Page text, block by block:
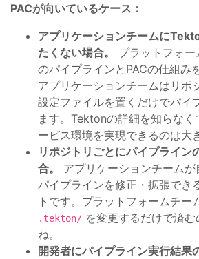
PACが向いているケース：
アプリケーションチームに
たくない場合。
プラットフォ
のパイプラインとPACの仕組み
アプリケーションチームはリポ
設定ファイルを置くだけでパイ
ます。Tektonの詳細を知らなく
ービス環境を実現できるのは大
リポジトリごとにパイプライン
合。
アプリケーションチーム
パイプラインを修正・拡張でき
トです。プラットフォームチー
.tekton/ を変更するだけで済
ね。
開発者にパイプライン実行結果